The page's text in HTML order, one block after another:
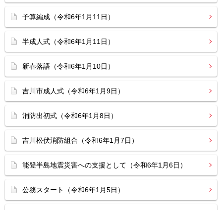
予算編成（令和6年1月11日）
半成人式（令和6年1月11日）
新春落語（令和6年1月10日）
吉川市成人式（令和6年1月9日）
消防出初式（令和6年1月8日）
吉川松伏消防組合（令和6年1月7日）
能登半島地震災害への支援として（令和6年1月6日）
公務スタート（令和6年1月5日）